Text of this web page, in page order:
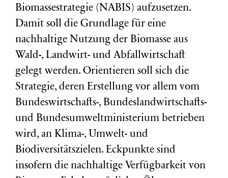
Biomassestrategie (NABIS) aufzusetzen.
Damit soll die Grundlage für eine
nachhaltige Nutzung der Biomasse aus
Wald-, Landwirt- und Abfallwirtschaft
gelegt werden. Orientieren soll sich die
Strategie, deren Erstellung vor allem vom
Bundeswirtschafts-, Bundeslandwirtschafts-
und Bundesumweltministerium betrieben
wird, an Klima-, Umwelt- und
Biodiversitätszielen. Eckpunkte sind
insofern die nachhaltige Verfügbarkeit von